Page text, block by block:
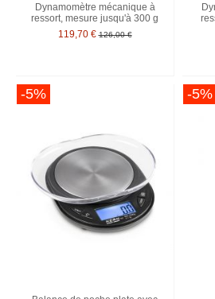
Dynamomètre mécanique à
ressort, mesure jusqu'à 300 g
119,70 € 126,00 €
-5% -5%